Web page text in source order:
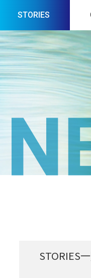
STORIES
STORIES